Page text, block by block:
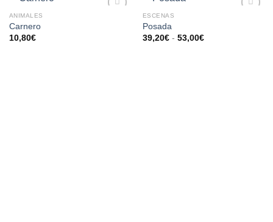
ANIMALES
Carnero
10,80€
ESCENAS
Posada
39,20€ - 53,00€